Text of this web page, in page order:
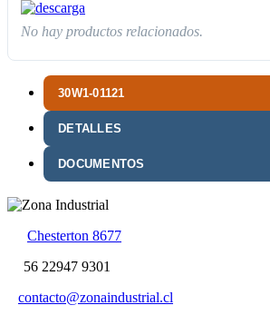
30W1-01121
DETALLES
DOCUMENTOS
No hay productos relacionados.
Chesterton 8677
56 22947 9301
contacto@zonaindustrial.cl